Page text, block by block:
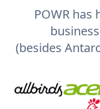
POWR
(besides